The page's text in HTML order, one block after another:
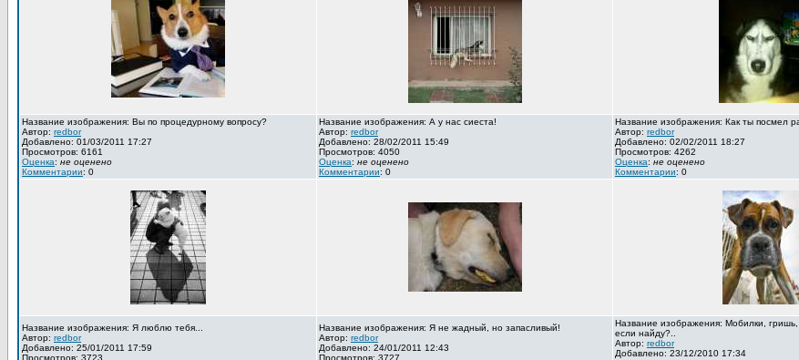
Название изображения: Вы по процедурному вопросу?
Автор: redbor
Добавлено: 01/03/2011 17:27
Просмотров: 6161
Оценка: не оценено
Комментарии: 0
Название изображения: А у нас сиеста!
Автор: redbor
Добавлено: 28/02/2011 15:49
Просмотров: 4050
Оценка: не оценено
Комментарии: 0
Название изображения: Как ты посмел
Автор: redbor
Добавлено: 02/02/2011 18:27
Просмотров: 4262
Оценка: не оценено
Комментарии: 0
Название изображения: Я люблю тебя...
Автор: redbor
Добавлено: 25/01/2011 17:59
Просмотров: 3723
Название изображения: Я не жадный, но запасливый!
Автор: redbor
Добавлено: 24/01/2011 12:43
Просмотров: 3727
Название изображения: Мобилки, гришь,
если найду?..
Автор: redbor
Добавлено: 23/12/2010 17:34